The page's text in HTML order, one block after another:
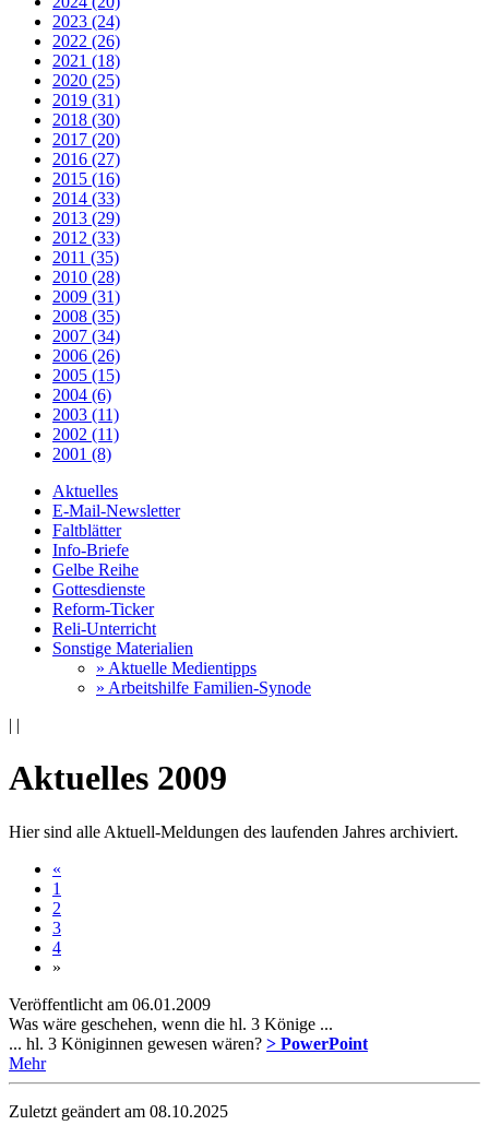
2023 (24)
2022 (26)
2021 (18)
2020 (25)
2019 (31)
2018 (30)
2017 (20)
2016 (27)
2015 (16)
2014 (33)
2013 (29)
2012 (33)
2011 (35)
2010 (28)
2009 (31)
2008 (35)
2007 (34)
2006 (26)
2005 (15)
2004 (6)
2003 (11)
2002 (11)
2001 (8)
Aktuelles
E-Mail-Newsletter
Faltblätter
Info-Briefe
Gelbe Reihe
Gottesdienste
Reform-Ticker
Reli-Unterricht
Sonstige Materialien
» Aktuelle Medientipps
» Arbeitshilfe Familien-Synode
| |
Aktuelles 2009
Hier sind alle Aktuell-Meldungen des laufenden Jahres archiviert.
«
1
2
3
4
»
Veröffentlicht am 06­.01.2009
Was wäre geschehen, wenn die hl. 3 Könige ...
... hl. 3 Königinnen gewesen wären? > PowerPoint
Mehr
Zuletzt geändert am 08­.10.2025